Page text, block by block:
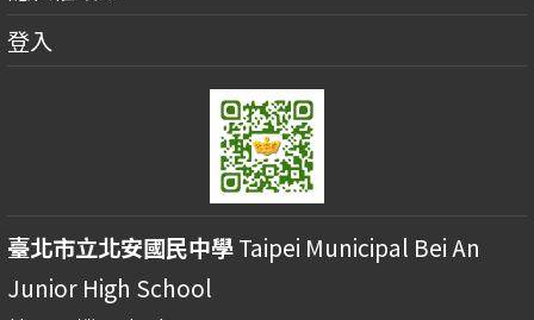
登入
臺北市立北安國民中學Taipei Municipal Bei An
Junior High School